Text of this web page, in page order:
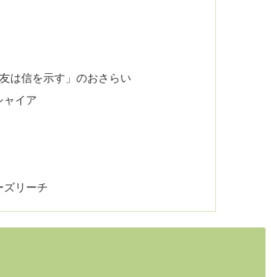
は信を示す」のおさらい
イア
リーチ